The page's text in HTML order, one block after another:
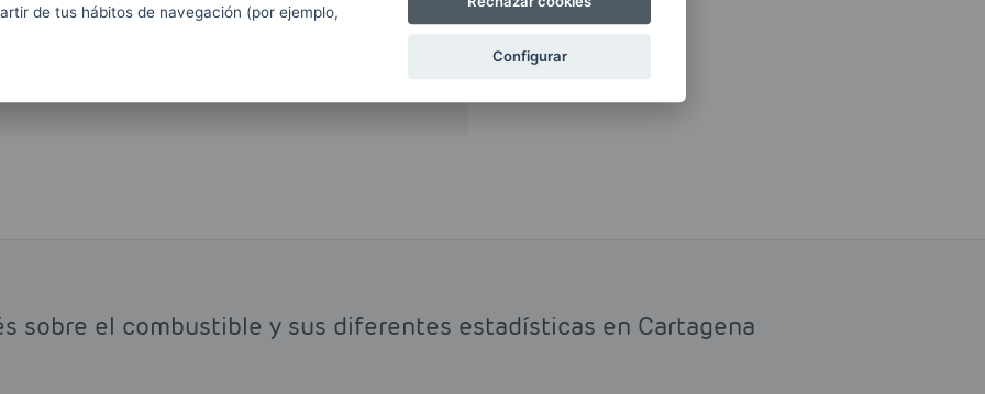
de carbono y otros hidrocarburos volátiles.
que argumentan que el proceso de
masiva de plantaciones forestales.
sobre el combustible y sus diferentes estadísticas en Cartagena
de tus hábitos de navegación (por ejemplo,
Configurar